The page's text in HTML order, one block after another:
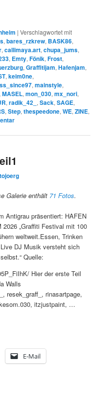
|Verschlagwortet mit
,bares_rzkrew, BASK86,
,callimaya.art,chupa_jums,
, Emty,Fönik,Frost,
,Graffitijam,Hafenjam,
,keim0ne,
,mainstyle,
,MASEL,mon_030,mx_nori,
,radik_42_ ,Sack,SAGE,
,Step,thespeedone,WE,ZINE,
Galerie enthält 71 Fotos.
Antigrau präsentiert: HAFEN
2026 „Graffiti Festival mit 100
weltweit.Essen, Trinken
DJ Musik versteht sich
Quelle:
Hier der erste Teil
Walls
resek_graff_, rinasartpage,
itzjustpaint, …
E-Mail